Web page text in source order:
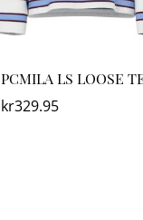
PCMILA LS LOOSE
kr329.95